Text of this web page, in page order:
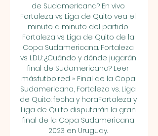
de Sudamericana? En vivo
Fortaleza vs Liga de Quito vea el
minuto a minuto del partido
Fortaleza vs Liga de Quito de la
Copa Sudamericana. Fortaleza
vs LDU: ¿Cuándo y dónde jugarán
final de Sudamericana? Leer
más:futbolred » Final de la Copa
Sudamericana, Fortaleza vs. Liga
de Quito: fecha y horaFortaleza y
Liga de Quito disputarán la gran
final de la Copa Sudamericana
2023 en Uruguay.